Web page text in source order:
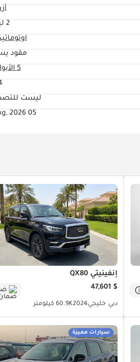
2 ليتر
مقود
5 الأبواب
ليست
05 Aug, 2026
إنفينيتي QX80
$ 47,601
دبي خليجي202460.9K كيلومتر
سيارات مميزة